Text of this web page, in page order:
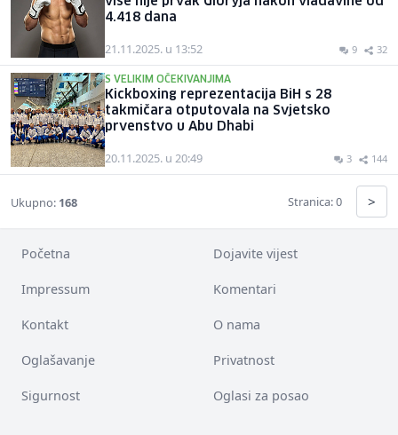
4.418 dana
21.11.2025. u 13:52 9 32
S VELIKIM OČEKIVANJIMA
Kickboxing reprezentacija BiH s 28
takmičara otputovala na Svjetsko
prvenstvo u Abu Dhabi
20.11.2025. u 20:49 3 144
Ukupno: 168 Stranica: 0 >
Početna Dojavite vijest
Impressum Komentari
Kontakt O nama
Oglašavanje Privatnost
Sigurnost Oglasi za posao